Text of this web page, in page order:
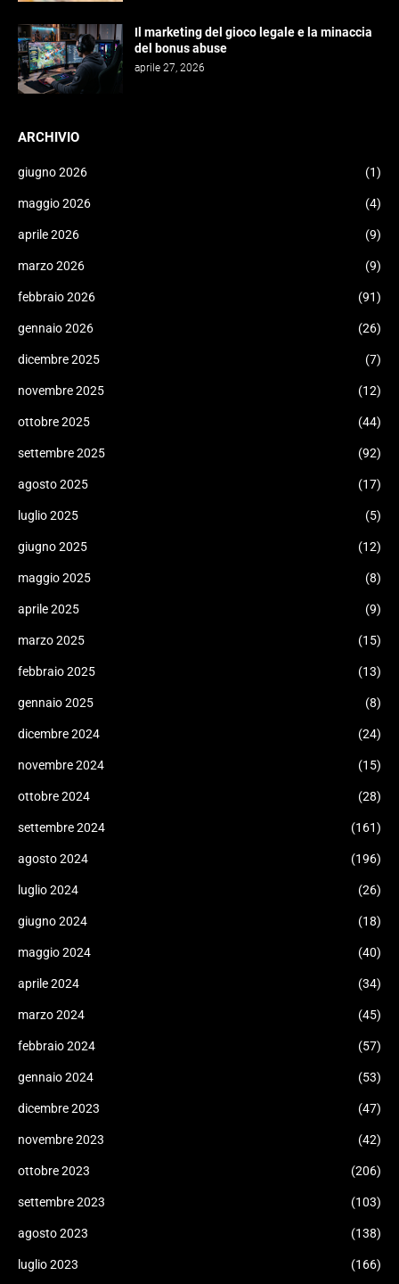
Il marketing del gioco legale e la minaccia
del bonus abuse
aprile 27, 2026
ARCHIVIO
giugno 2026 (1)
maggio 2026 (4)
aprile 2026 (9)
marzo 2026 (9)
febbraio 2026 (91)
gennaio 2026 (26)
dicembre 2025 (7)
novembre 2025 (12)
ottobre 2025 (44)
settembre 2025 (92)
agosto 2025 (17)
luglio 2025 (5)
giugno 2025 (12)
maggio 2025 (8)
aprile 2025 (9)
marzo 2025 (15)
febbraio 2025 (13)
gennaio 2025 (8)
dicembre 2024 (24)
novembre 2024 (15)
ottobre 2024 (28)
settembre 2024 (161)
agosto 2024 (196)
luglio 2024 (26)
giugno 2024 (18)
maggio 2024 (40)
aprile 2024 (34)
marzo 2024 (45)
febbraio 2024 (57)
gennaio 2024 (53)
dicembre 2023 (47)
novembre 2023 (42)
ottobre 2023 (206)
settembre 2023 (103)
agosto 2023 (138)
luglio 2023 (166)